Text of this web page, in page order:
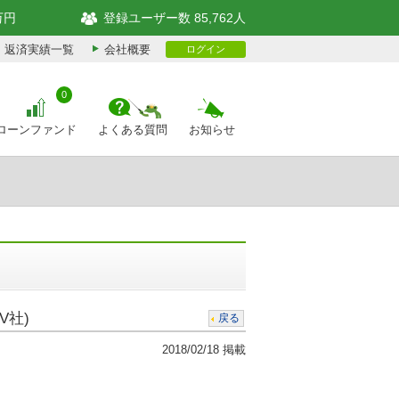
円 登録ユーザー数 85,762人
返済実績一覧 会社概要 ログイン
ーンファンド
0
よくある質問 お知らせ
社) 戻る
2018/02/18 掲載